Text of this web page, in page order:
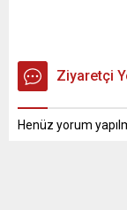
Ziyaretçi
Henüz yorum